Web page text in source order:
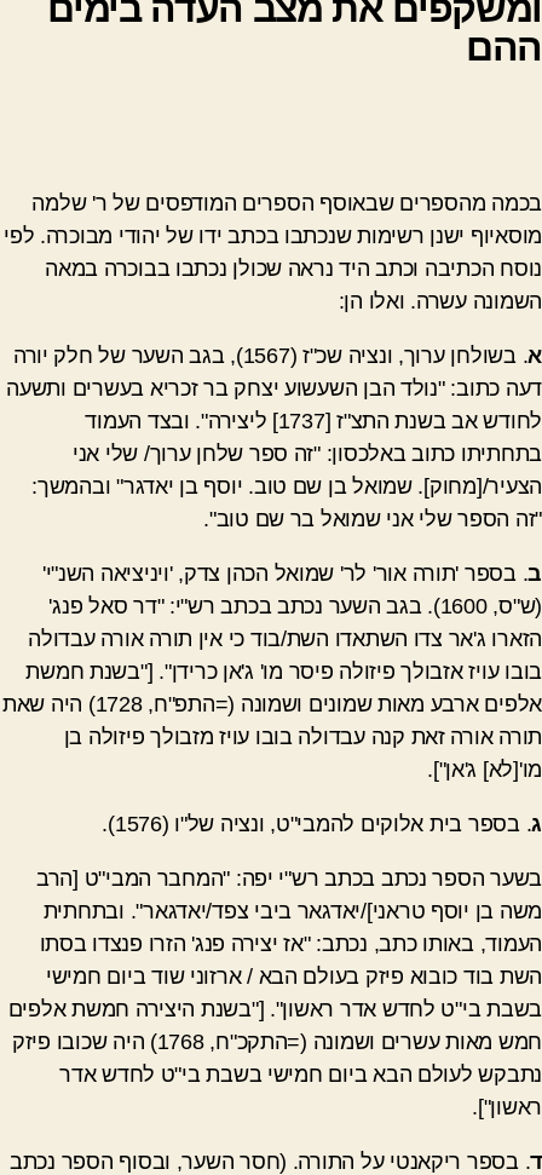
ההם
בכמה מהספרים שבאוסף הספרים המודפסים של ר' שלמה
מוסאיוף ישנן רשימות שנכתבו בכתב ידו של יהודי מבוכרה. לפי
נוסח הכתיבה וכתב היד נראה שכולן נכתבו בבוכרה במאה
השמונה עשרה. ואלו הן:
א
. בשולחן ערוך, ונציה שכ"ז (1567), בגב השער של חלק יורה
דעה כתוב: "נולד הבן השעשוע יצחק בר זכריא בעשרים ותשעה
לחודש אב בשנת התצ"ז [1737] ליצירה". ובצד העמוד
בתחתיתו כתוב באלכסון: "זה ספר שלחן ערוך/ שלי אני
הצעיר/[מחוק]. שמואל בן שם טוב. יוסף בן יאדגר" ובהמשך:
"זה הספר שלי אני שמואל בר שם טוב".
ב. בספר 'תורה אור' לר' שמואל הכהן צדק, 'ויניציאה השנ"י'
(ש"ס, 1600). בגב השער נכתב בכתב רש"י: "דר סאל פנג'
הזארו ג'אר צדו השתאדו השת/בוד כי אין תורה אורה עבדולה
בובו עויז אזבולך פיזולה פיסר מו' ג'אן כרידן". ["בשנת חמשת
אלפים ארבע מאות שמונים ושמונה (=התפ"ח, 1728) היה שאת
תורה אורה זאת קנה עבדולה בובו עויז מזבולך פיזולה בן
מו'[לא] ג'אן"].
ג. בספר בית אלוקים להמבי"ט, ונציה של"ו (1576).
בשער הספר נכתב בכתב רש"י יפה: "המחבר המבי"ט [הרב
משה בן יוסף טראני]/יאדגאר ביבי צפד/יאדגאר". ובתחתית
העמוד, באותו כתב, נכתב: "אז יצירה פנג' הזרו פנצדו בסתו
השת בוד כובוא פיזק בעולם הבא / ארזוני שוד ביום חמישי
בשבת בי"ט לחדש אדר ראשון". ["בשנת היצירה חמשת אלפים
חמש מאות עשרים ושמונה (=התקכ"ח, 1768) היה שכובו פיזק
נתבקש לעולם הבא ביום חמישי בשבת בי"ט לחדש אדר
ראשון"].
ד. בספר ריקאנטי על התורה. (חסר השער, ובסוף הספר נכתב